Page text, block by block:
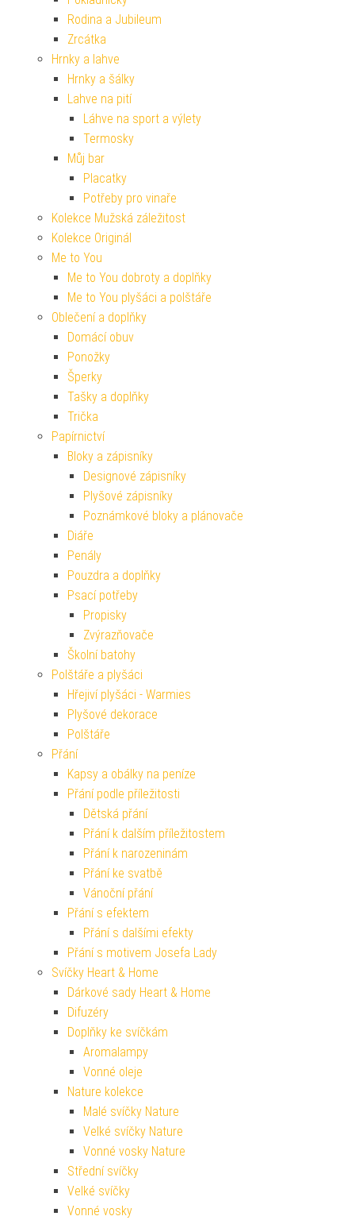
Rodina a Jubileum
Zrcátka
Hrnky a lahve
Hrnky a šálky
Lahve na pití
Láhve na sport a výlety
Termosky
Můj bar
Placatky
Potřeby pro vinaře
Kolekce Mužská záležitost
Kolekce Originál
Me to You
Me to You dobroty a doplňky
Me to You plyšáci a polštáře
Oblečení a doplňky
Domácí obuv
Ponožky
Šperky
Tašky a doplňky
Trička
Papírnictví
Bloky a zápisníky
Designové zápisníky
Plyšové zápisníky
Poznámkové bloky a plánovače
Diáře
Penály
Pouzdra a doplňky
Psací potřeby
Propisky
Zvýrazňovače
Školní batohy
Polštáře a plyšáci
Hřejiví plyšáci - Warmies
Plyšové dekorace
Polštáře
Přání
Kapsy a obálky na peníze
Přání podle příležitosti
Dětská přání
Přání k dalším příležitostem
Přání k narozeninám
Přání ke svatbě
Vánoční přání
Přání s efektem
Přání s dalšími efekty
Přání s motivem Josefa Lady
Svíčky Heart & Home
Dárkové sady Heart & Home
Difuzéry
Doplňky ke svíčkám
Aromalampy
Vonné oleje
Nature kolekce
Malé svíčky Nature
Velké svíčky Nature
Vonné vosky Nature
Střední svíčky
Velké svíčky
Vonné vosky